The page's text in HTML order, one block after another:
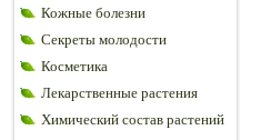
Кожные болезни
Секреты молодости
Косметика
Лекарственные растения
Химический состав растений